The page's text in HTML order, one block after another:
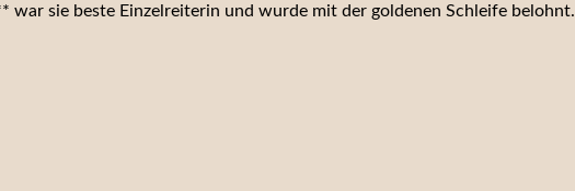
war sie beste Einzelreiterin und wurde mit der goldenen Schleife belohnt.